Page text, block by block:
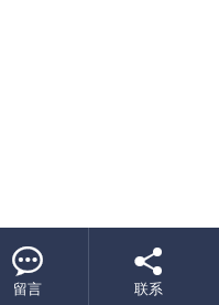

留言

联系